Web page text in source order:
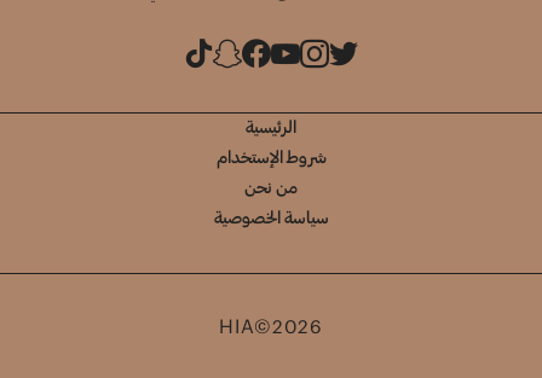
الرئيسية
شروط الإستخدام
من نحن
سياسة الخصوصية
HIA©2026